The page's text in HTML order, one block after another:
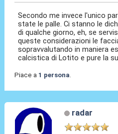
Secondo me invece l'unico
state le palle. Ci stanno le
di qualche giorno, eh, se
queste considerazioni le
sopravvalutando in maniera
calcistica di Lotito e pure la
Piace a 1 persona.
radar